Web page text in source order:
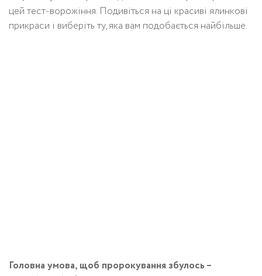
цей тест-ворожіння. Подивіться на ці красиві ялинкові
прикраси і виберіть ту, яка вам подобається найбільше.
Головна умова, щоб пророкування збулось –